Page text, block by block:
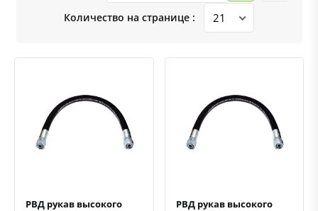
Количество на странице :
Добавить к сравнению
Добавить в избранное
РВД рукав высокого
Добавить к сравнению
Добавить в избранное
РВД рукав высокого